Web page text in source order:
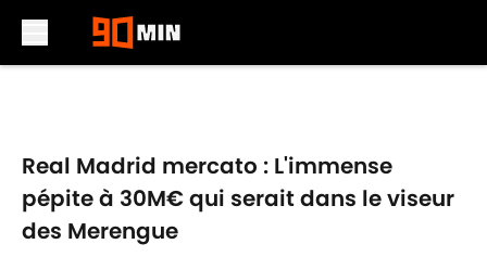
Real Madrid mercato : L'immense
pépite à 30M€ qui serait dans le viseur
des Merengue